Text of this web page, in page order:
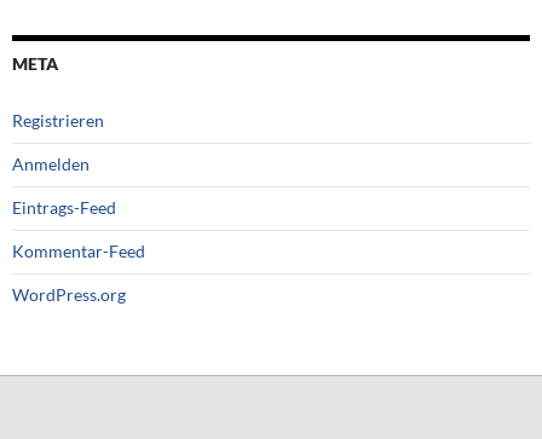
META
Registrieren
Anmelden
Eintrags-Feed
Kommentar-Feed
WordPress.org